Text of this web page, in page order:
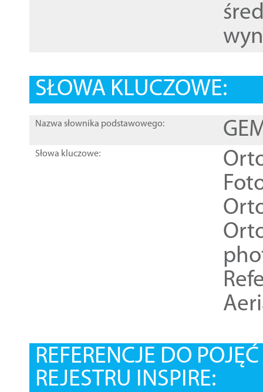
SŁOWA KLUCZOWE:
Nazwa słownika podstawowego:
Słowa kluczowe:
REFERENCJE DO
REJESTRU INSPIRE: